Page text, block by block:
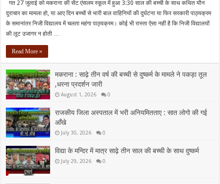
गत 27 जुलाई को मकराना की सेंट एंसलम स्कूल में हुआ 3:30 साल की बच्ची के साथ कथित यौन
दुराचार का मामला हो, या आए दिन बच्चों से भारी बाल वाहिनियों की दुर्घटना या फिर सरकारी पाठ्यक्रम
के समानांतर निजी विद्यालय में चलता महंगा पाठ्यक्रम। कोई भी रास्ता ऐसा नहीं है कि निजी विद्यालयों
की लूट उजागर न होती …
Read More »
मकराना : साढ़े तीन वर्ष की बच्ची से दुष्कर्म के मामले ने पकड़ा तूल
,धरना प्रदर्शन जारी
August 1, 2026 0
राजकीय जिला अस्पताल में भरी अनियमितताए : सात लोगो की गई
आँखे
July 30, 2026 0
विद्या के मन्दिर में मात्र साढ़े तीन साल की बच्ची के साथ दुष्कर्म
July 29, 2026 0